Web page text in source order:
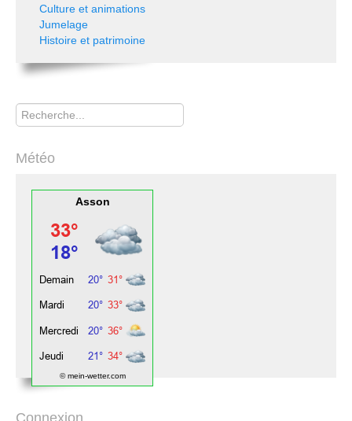
Culture et animations
Jumelage
Histoire et patrimoine
Rechercher
Météo
Asson
© mein-wetter.com
Connexion